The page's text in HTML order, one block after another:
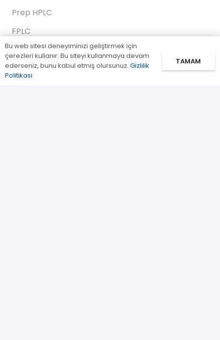
Prep HPLC
FPLC
Gaz Kromatografi
Standartlar/Reaktifler
Bu web sitesi deneyiminizi geliştirmek için
çerezleri kullanır. Bu siteyi kullanmaya devam
ederseniz, bunu kabul etmiş olursunuz. Gizlilik
Politikası
TAMAM